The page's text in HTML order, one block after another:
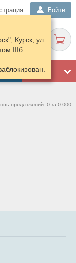
Войти
ГАРАЖ
Курск, ул.
предложений: 0 за 0.000